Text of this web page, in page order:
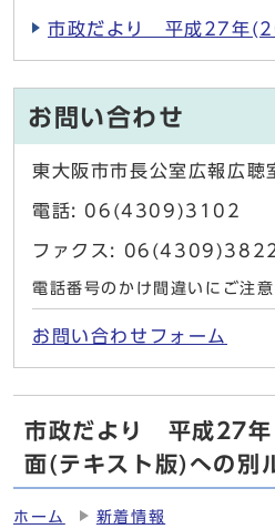
市政だより 平成27年
お問い合わせ
東大阪市市長公室広報広聴
電話: 06(4309)3102
ファクス:
電話番号のかけ間違いにご注意
お問い合わせフォーム
市政だより 平成27
面(テキスト版)への別
ホーム 新着情報